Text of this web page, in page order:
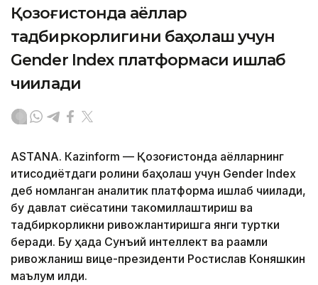
Қозоғистонда аёллар
тадбиркорлигини баҳолаш учун
Gender Index платформаси ишлаб
чиқилади
ASTANА. Кazinform — Қозоғистонда аёлларнинг
иқтисодиётдаги ролини баҳолаш учун Gender Index
деб номланган аналитик платформа ишлаб чиқилади,
бу давлат сиёсатини такомиллаштириш ва
тадбиркорликни ривожлантиришга янги туртки
беради. Бу ҳақда Сунъий интеллект ва рақамли
ривожланиш вице-президенти Ростислав Коняшкин
маълум қилди.